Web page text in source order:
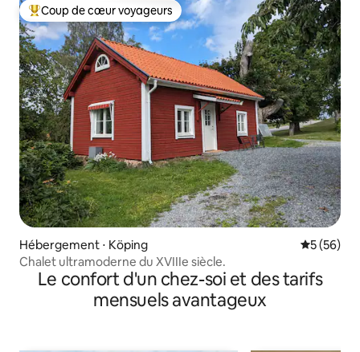
Coups de cœur voyageurs les plus appréciés
Coup de cœur voyageurs
Hébergement ⋅ Köping
5 (56)
Chalet ultramoderne du XVIIIe siècle.
Le confort d'un chez-soi et des tarifs
mensuels avantageux